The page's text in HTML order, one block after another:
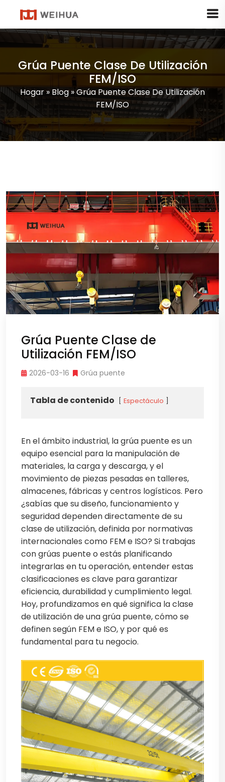
Grúa Puente Clase De Utilización
FEM/ISO
Hogar » Blog »Grúa Puente Clase De Utilización
FEM/ISO
Grúa Puente Clase de
Utilización FEM/ISO
2026-03-16 Grúa puente
Tabla de contenido Espectáculo
En el ámbito industrial, la grúa puente es un
equipo esencial para la manipulación de
materiales, la carga y descarga, y el
movimiento de piezas pesadas en talleres,
almacenes, fábricas y centros logísticos. Pero
¿sabías que su diseño, funcionamiento y
seguridad dependen directamente de su
clase de utilización, definida por normativas
internacionales como FEM e ISO? Si trabajas
con grúas puente o estás planificando
integrarlas en tu operación, entender estas
clasificaciones es clave para garantizar
eficiencia, durabilidad y cumplimiento legal.
Hoy, profundizamos en qué significa la clase
de utilización de una grúa puente, cómo se
definen según FEM e ISO, y por qué es
fundamental para tu negocio.